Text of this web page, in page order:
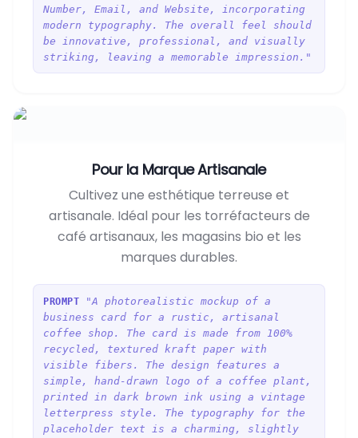
Number, Email, and Website, incorporating
modern typography. The overall feel should
be innovative, professional, and visually
striking, leaving a memorable impression."
Pour la Marque Artisanale
Cultivez une esthétique terreuse et
artisanale. Idéal pour les torréfacteurs de
café artisanaux, les magasins bio et les
marques durables.
PROMPT
"A photorealistic mockup of a
business card for a rustic, artisanal
coffee shop. The card is made from 100%
recycled, textured kraft paper with
visible fibers. The design features a
simple, hand-drawn logo of a coffee plant,
printed in dark brown ink using a vintage
letterpress style. The typography for the
placeholder text is a charming, slightly